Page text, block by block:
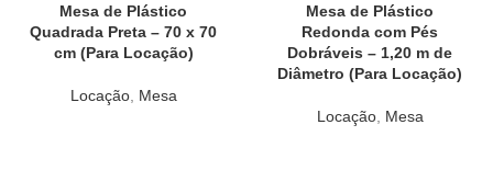
Mesa de Plástico
Quadrada Preta – 70 x 70
cm (Para Locação)
Locação, Mesa
Mesa de Plástico
Redonda com Pés
Dobráveis – 1,20 m de
Diâmetro (Para Locação)
Locação, Mesa